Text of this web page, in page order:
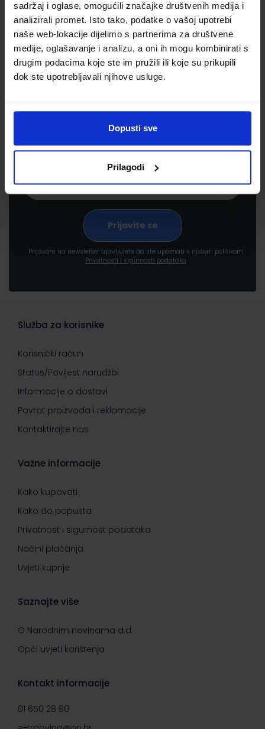
sadržaj i oglase, omogućili značajke društvenih medija i
analizirali promet. Isto tako, podatke o vašoj upotrebi
naše web-lokacije dijelimo s partnerima za društvene
medije, oglašavanje i analizu, a oni ih mogu kombinirati s
drugim podacima koje ste im pružili ili koje su prikupili
dok ste upotrebljavali njihove usluge.
Dopusti sve
Prilagodi
Newsletter prijava
Prijavite se kako bi primali informacije o novim
proizvodima i uslugama, akcijama i drugim
pogodnostima
Prijavom na newsletter izjavljujete da ste upoznati s našom politikom
Privatnosti i sigurnosti podataka
Služba za korisnike
Korisnički račun
Status/Povijest narudžbi
Informacije o dostavi
Povrat proizvoda i reklamacije
Kontaktirajte nas
Važne informacije
Kako kupovati
Kako do popusta
Privatnost i sigurnost podataka
Načini plaćanja
Uvjeti kupnje
Saznajte više
O Narodnim novinama d.d.
Opći uvjeti korištenja
Kontakt informacije
01 650 28 80